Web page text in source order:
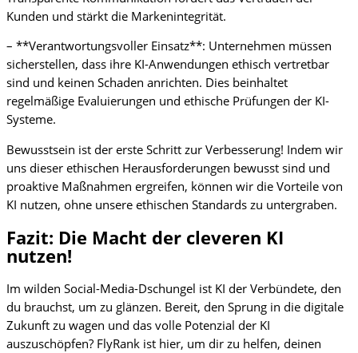
Kunden und stärkt die Markenintegrität.
– **Verantwortungsvoller Einsatz**: Unternehmen müssen
sicherstellen, dass ihre KI-Anwendungen ethisch vertretbar
sind und keinen Schaden anrichten. Dies beinhaltet
regelmäßige Evaluierungen und ethische Prüfungen der KI-
Systeme.
Bewusstsein ist der erste Schritt zur Verbesserung! Indem wir
uns dieser ethischen Herausforderungen bewusst sind und
proaktive Maßnahmen ergreifen, können wir die Vorteile von
KI nutzen, ohne unsere ethischen Standards zu untergraben.
Fazit: Die Macht der cleveren KI
nutzen!
Im wilden Social-Media-Dschungel ist KI der Verbündete, den
du brauchst, um zu glänzen. Bereit, den Sprung in die digitale
Zukunft zu wagen und das volle Potenzial der KI
auszuschöpfen? FlyRank ist hier, um dir zu helfen, deinen